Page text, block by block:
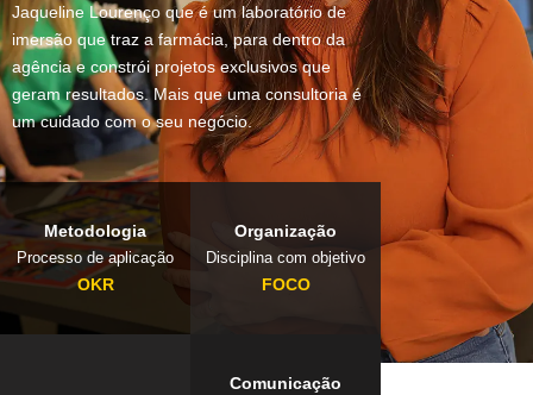
Jaqueline Lourenço que é um laboratório de
imersão que traz a farmácia, para dentro da
agência e constrói projetos exclusivos que
geram resultados. Mais que uma consultoria é
um cuidado com o seu negócio.
Metodologia
Processo de aplicação
OKR
Organização
Disciplina com objetivo
FOCO
Comunicação